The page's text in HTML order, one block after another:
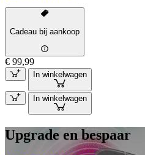
Cadeau bij aankoop
€ 99,99
In winkelwagen
In winkelwagen
Upgrade en bespaar